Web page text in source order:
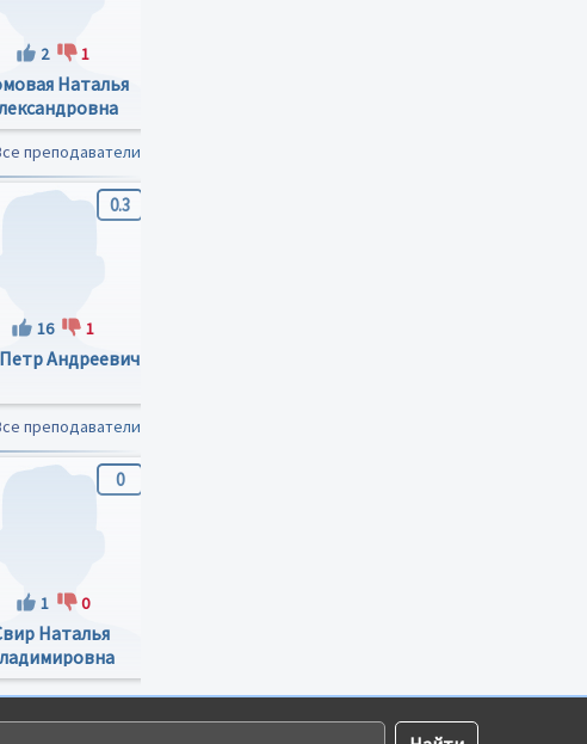
2 1
Наталья
преподаватели
0.3
16 1
Андреевич
преподаватели
0
1 0
Наталья